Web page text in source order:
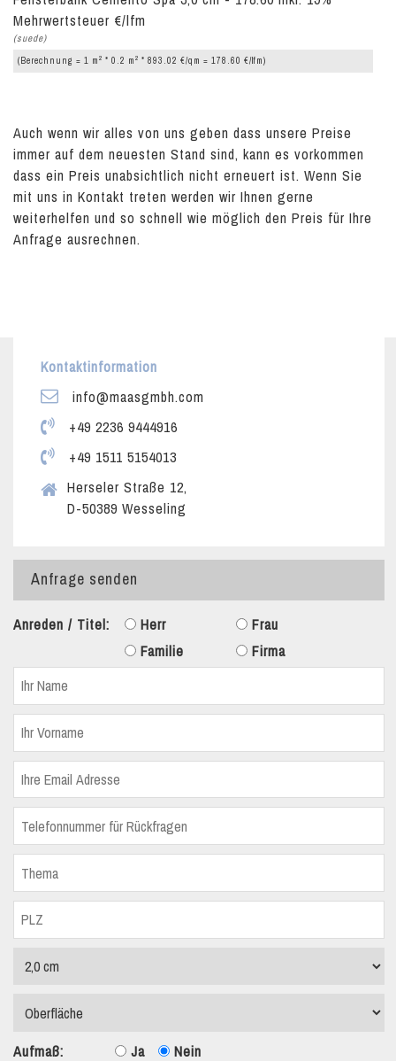
Mehrwertsteuer €/lfm
(suede)
(Berechnung = 1 m 2 * 0.2 m 2 * 893.02 €/qm = 178.60 €/lfm)
Auch wenn wir alles von uns geben dass unsere Preise
immer auf dem neuesten Stand sind, kann es vorkommen
dass ein Preis unabsichtlich nicht erneuert ist. Wenn Sie
mit uns in Kontakt treten werden wir Ihnen gerne
weiterhelfen und so schnell wie möglich den Preis für Ihre
Anfrage ausrechnen.
Kontaktinformation
info@maasgmbh.com
+49 2236 9444916
+49 1511 5154013
Herseler Straße 12,
D-50389 Wesseling
Anfrage senden
Anreden / Titel: Herr
Frau
Familie
Firma
Aufmaß: Ja
Nein